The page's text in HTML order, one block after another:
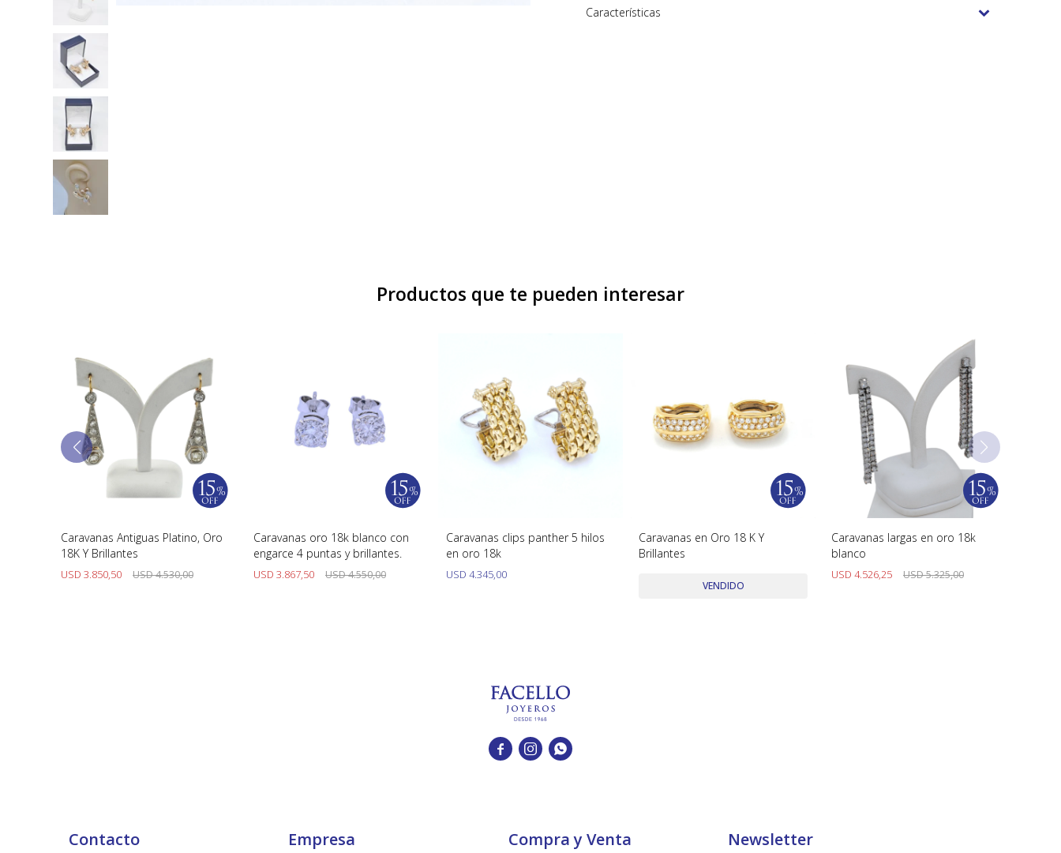
Características
Productos que te pueden interesar
Caravanas Antiguas Platino, Oro
18K Y Brillantes
USD 3.850,50 USD4.530,00
Caravanas oro 18k blanco con
engarce 4 puntas y brillantes.
USD 3.867,50 USD4.550,00
Caravanas clips panther 5 hilos
en oro 18k
USD 4.345,00
Caravanas en Oro 18 K Y
Brillantes
VENDIDO
Caravanas largas en oro 18k
blanco
USD 4.526,25 USD5.325,00
  
Contacto Empresa Compra y Venta Newsletter